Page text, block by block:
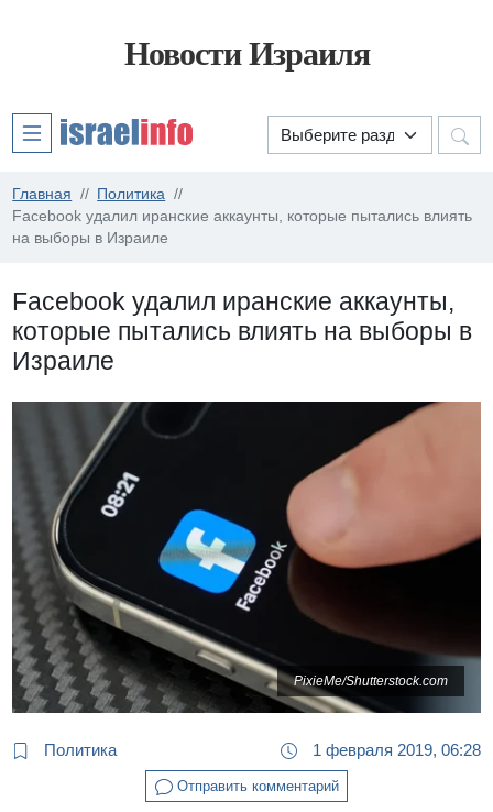
Новости Израиля
Главная
Политика
Facebook удалил иранские аккаунты, которые пытались влиять
на выборы в Израиле
Facebook удалил иранские аккаунты,
которые пытались влиять на выборы в
Израиле
PixieMe/Shutterstock.com
Политика 1 февраля 2019, 06:28
Отправить комментарий